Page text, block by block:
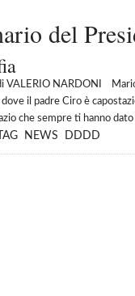
del
VALERIO NARDONI Mario
il padre Ciro è
che sempre ti hanno dato
TAG NEWS DDDD